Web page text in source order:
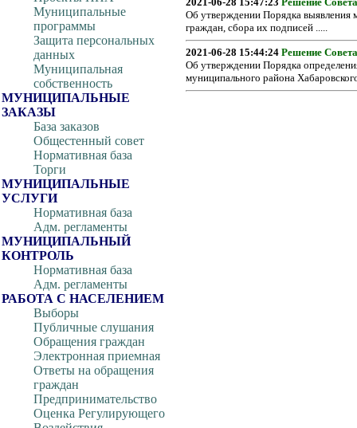
Муниципальные
программы
Защита персональных
данных
Муниципальная
собственность
МУНИЦИПАЛЬНЫЕ
ЗАКАЗЫ
База заказов
Общестенный совет
Нормативная база
Торги
МУНИЦИПАЛЬНЫЕ
УСЛУГИ
Нормативная база
Адм. регламенты
МУНИЦИПАЛЬНЫЙ
КОНТРОЛЬ
Нормативная база
Адм. регламенты
РАБОТА С НАСЕЛЕНИЕМ
Выборы
Публичные слушания
Обращения граждан
Электронная приемная
Ответы на обращения
граждан
Предпринимательство
Оценка Регулирующего
Об утверждении Порядка выявления
граждан, сбора их подписей .....
2021-06-28 15:44:24 Решение
Об утверждении Порядка
муниципального района